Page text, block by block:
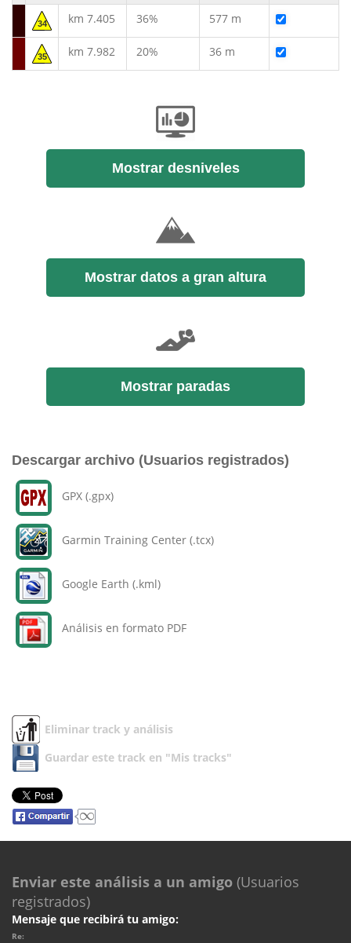
34 km 7.405 36% 577 m
35 km 7.982 20% 36 m
Mostrar desniveles
Mostrar datos a gran altura
Mostrar paradas
Descargar archivo (Usuarios registrados)
GPX (.gpx)
Garmin Training Center (.tcx)
Google Earth (.kml)
Análisis en formato PDF
Eliminar track y análisis
Guardar este track en "Mis tracks"
Enviar este análisis a un amigo (Usuarios
registrados)
Mensaje que recibirá tu amigo:
Re: